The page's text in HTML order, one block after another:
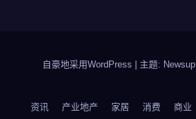
自豪地采用WordPress 主题:
资讯 产业地产 家居 消费 商业